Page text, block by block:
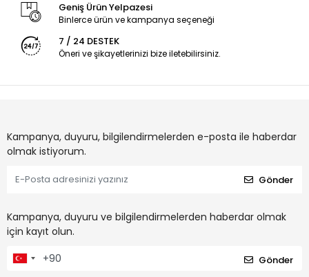
Geniş Ürün Yelpazesi
Binlerce ürün ve kampanya seçeneği
7 / 24 DESTEK
Öneri ve şikayetlerinizi bize iletebilirsiniz.
Kampanya, duyuru, bilgilendirmelerden e-posta ile haberdar
olmak istiyorum.
Gönder
Kampanya, duyuru ve bilgilendirmelerden haberdar olmak
için kayıt olun.
Gönder